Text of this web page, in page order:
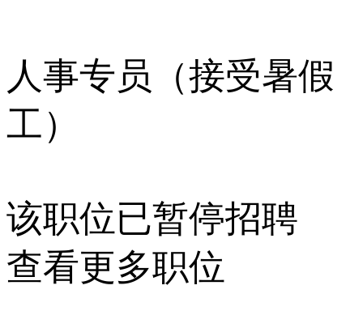
人事专员（接受暑假
工）
该职位已暂停招聘
查看更多职位